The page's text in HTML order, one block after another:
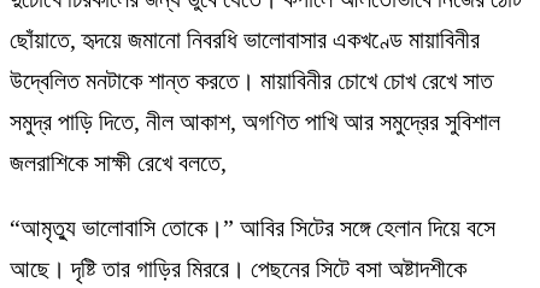
ছোঁয়াতে, হৃদয়ে জমানো নিবরধি ভালোবাসার একখণ্ডে মায়াবিনীর
উদ্বেলিত মনটাকে শান্ত করতে। মায়াবিনীর চোখে চোখ রেখে সাত
সমুদ্র পাড়ি দিতে, নীল আকাশ, অগণিত পাখি আর সমুদ্রের সুবিশাল
জলরাশিকে সাক্ষী রেখে বলতে,
“আমৃত্যু ভালোবাসি তোকে।” আবির সিটের সঙ্গে হেলান দিয়ে বসে
আছে। দৃষ্টি তার গাড়ির মিররে। পেছনের সিটে বসা অষ্টাদশীকে